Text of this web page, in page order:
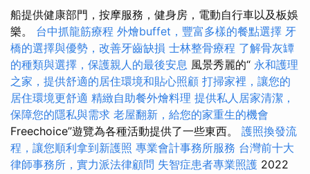
船提供健康部門，按摩服務，健身房，電動自行車以及板娛
樂。 台中抓龍筋療程 外燴buffet，豐富多樣的餐點選擇 牙
橋的選擇與優勢，改善牙齒缺損 士林整骨療程 了解骨灰罈
的種類與選擇，保護親人的最後安息 風景秀麗的“ 永和護理
之家，提供舒適的居住環境和貼心照顧 打掃家裡，讓您的
居住環境更舒適 精緻自助餐外燴料理 提供私人居家清潔，
保障您的隱私與需求 老屋翻新，給您的家重生的機會
Freechoice”遊覽為各種活動提供了一些東西。 護照換發流
程，讓您順利拿到新護照 專業會計事務所服務 台灣前十大
律師事務所，實力派法律顧問 失智症患者專業照護 2022